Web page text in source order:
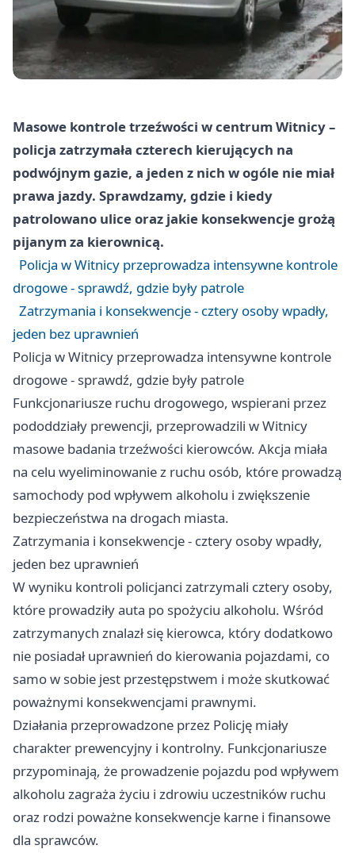
Masowe kontrole trzeźwości w centrum Witnicy –
policja zatrzymała czterech kierujących na
podwójnym gazie, a jeden z nich w ogóle nie miał
prawa jazdy. Sprawdzamy, gdzie i kiedy
patrolowano ulice oraz jakie konsekwencje grożą
pijanym za kierownicą.
Policja w Witnicy przeprowadza intensywne kontrole
drogowe - sprawdź, gdzie były patrole
Zatrzymania i konsekwencje - cztery osoby wpadły,
jeden bez uprawnień
Policja w Witnicy przeprowadza intensywne kontrole
drogowe - sprawdź, gdzie były patrole
Funkcjonariusze ruchu drogowego, wspierani przez
pododdziały prewencji, przeprowadzili w Witnicy
masowe badania trzeźwości kierowców. Akcja miała
na celu wyeliminowanie z ruchu osób, które prowadzą
samochody pod wpływem alkoholu i zwiększenie
bezpieczeństwa na drogach miasta.
Zatrzymania i konsekwencje - cztery osoby wpadły,
jeden bez uprawnień
W wyniku kontroli policjanci zatrzymali cztery osoby,
które prowadziły auta po spożyciu alkoholu. Wśród
zatrzymanych znalazł się kierowca, który dodatkowo
nie posiadał uprawnień do kierowania pojazdami, co
samo w sobie jest przestępstwem i może skutkować
poważnymi konsekwencjami prawnymi.
Działania przeprowadzone przez Policję miały
charakter prewencyjny i kontrolny. Funkcjonariusze
przypominają, że prowadzenie pojazdu pod wpływem
alkoholu zagraża życiu i zdrowiu uczestników ruchu
oraz rodzi poważne konsekwencje karne i finansowe
dla sprawców.